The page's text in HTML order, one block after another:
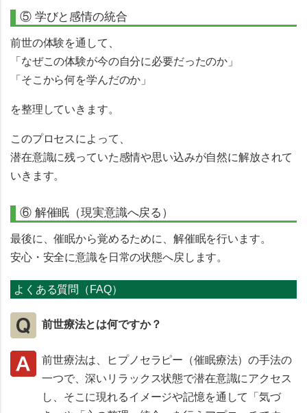
⑤ 学びと感情の統合
前世の体験を通して、
「なぜこの体験が今の自分に必要だったのか」
「そこから何を学んだのか」
を整理していきます。
このプロセスによって、
潜在意識に残っていた感情や思い込みが自然に解放されて
いきます。
⑥ 解催眠（現実意識へ戻る）
最後に、催眠から覚めるために、解催眠を行います。
安心・安全に意識を日常の状態へ戻します。
よくある質問（FAQ）
前世療法とは何ですか？
前世療法は、ヒプノセラピー（催眠療法）の手法の
一つで、深いリラックス状態で潜在意識にアクセス
し、そこに現れるイメージや記憶を通して「気づ